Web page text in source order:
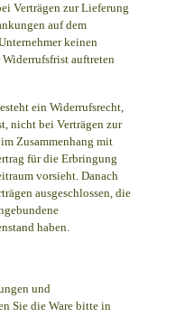
Verträgen zur Lieferung
auf dem
keinen
auftreten
ein Widerrufsrecht,
nicht bei Verträgen zur
Zusammenhang mit
für die Erbringung
vorsieht. Danach
ausgeschlossen, die
haben.
und
Sie die Ware bitte in